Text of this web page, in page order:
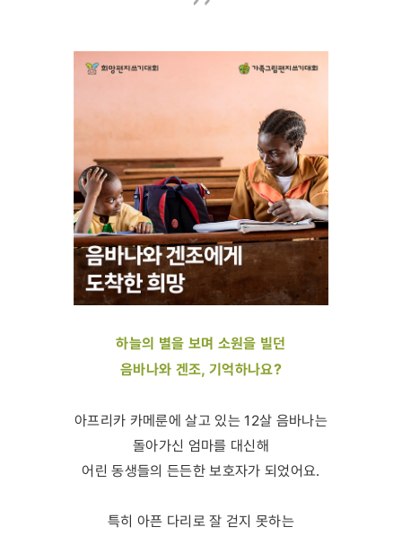
하늘의 별을 보며 소원을 빌던
음바나와 겐조, 기억하나요?
아프리카 카메룬에 살고 있는 12살 음바나는
돌아가신 엄마를 대신해
어린 동생들의 든든한 보호자가 되었어요.
특히 아픈 다리로 잘 걷지 못하는